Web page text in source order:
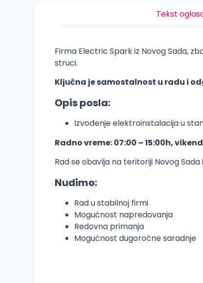
Tekst
Firma Electric Spark iz Novog Sada,
struci.
Ključna je samostalnost u radu i
Opis posla:
Izvođenje elektroinstalacija u
Radno vreme: 07:00 – 15:00h,
Rad se obavlja na teritoriji Novog Sada
Nudimo:
Rad u stabilnoj firmi
Mogućnost napredovanja
Redovna primanja
Mogućnost dugoročne saradnje